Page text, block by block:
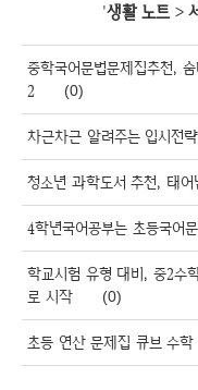
'생활 노트>
중학국어문법문제집추천,
2
(0)
차근차근 알려주는 입시전
청소년 과학도서 추천, 태
4학년국어공부는 초등국어
학교시험 유형 대비, 중2수
로 시작
(0)
초등 연산 문제집 큐브 수